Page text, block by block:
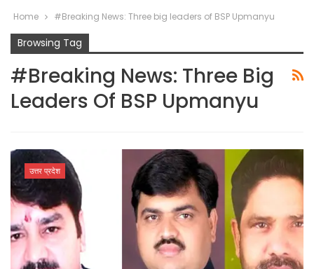
Home #Breaking News: Three big leaders of BSP Upmanyu
Browsing Tag
#Breaking News: Three Big
Leaders Of BSP Upmanyu
उत्तर प्रदेश